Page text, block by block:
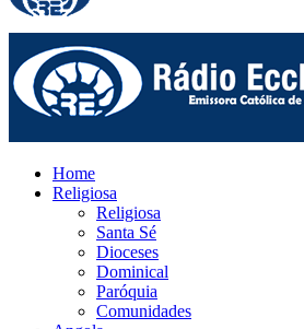
Home
Religiosa
Religiosa
Santa Sé
Dioceses
Dominical
Paróquia
Comunidades